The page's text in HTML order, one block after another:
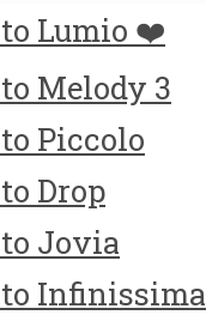
Lumio ❤️
Melody 3
Piccolo
Drop
Jovia
Infinissima